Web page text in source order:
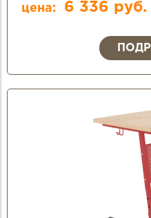
цена: 6 336 руб.